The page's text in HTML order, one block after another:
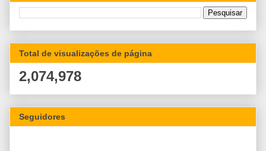
Total de visualizações de página
2,074,978
Seguidores